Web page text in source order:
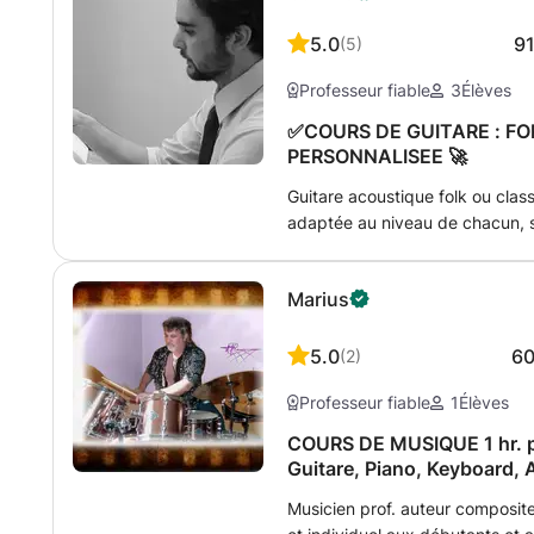
5.0(5)
Professeur fiable 3Élèves
✅COURS DE GUITARE :
PERSONNALISEE 🚀
Guitare acoustique folk ou
adaptée au niveau de chacun,
accords de base, thèmes
construction des accords,
souhaiter, à jouer 60 à 80%
cours, qui font souvent appel
techniques. Les objectifs
-Etude des divers techniques
musiques de votre choix, du
Marius
5.0(2)
Professeur fiable 1Élèves
COURS DE MUSIQUE 1
Guitare, Piano, Keyboard,
Musicien prof. auteur